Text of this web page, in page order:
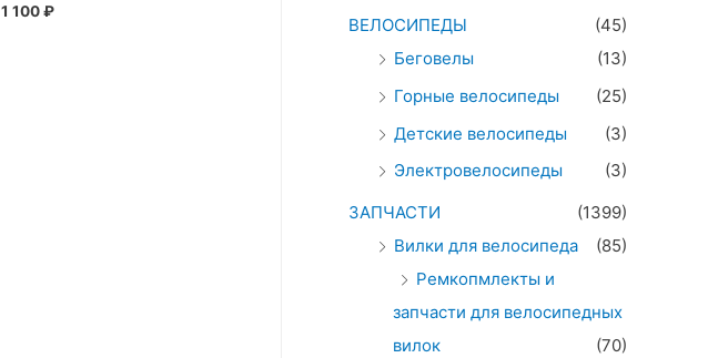
1 100₽
ВЕЛОСИПЕДЫ
(45)
Беговелы
(13)
Горные велосипеды
(25)
Детские велосипеды
(3)
Электровелосипеды
(3)
ЗАПЧАСТИ
(1399)
Вилки для велосипеда
(85)
Ремкопмлекты и
запчасти для велосипедных
вилок
(70)